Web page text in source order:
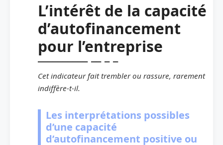
L’intérêt de la capacité
d’autofinancement
pour l’entreprise
Cet indicateur fait trembler ou rassure, rarement
indiffère-t-il.
Les interprétations possibles
d’une capacité
d’autofinancement positive ou